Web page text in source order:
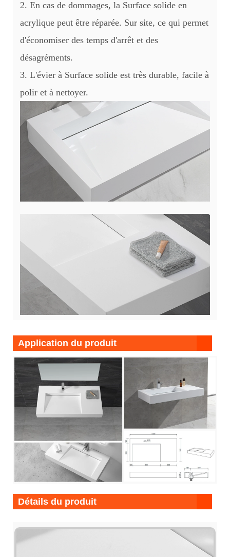
2. En cas de dommages, la Surface solide en
acrylique peut être réparée. Sur site, ce qui permet
d'économiser des temps d'arrêt et des
désagréments.
3. L'évier à Surface solide est très durable, facile à
polir et à nettoyer.
Application du produit
Détails du produit